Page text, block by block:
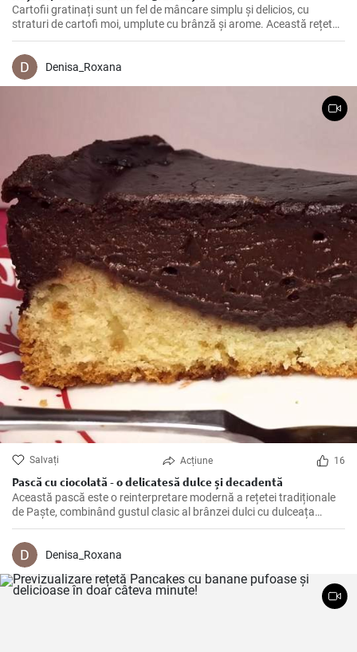
Cartofii gratinați sunt un fel de mâncare simplu și delicios, cu
straturi de cartofi moi, umplute cu brânză și arome. Această rețetă
este perfectă pentru o cină confortabilă în familie sau pentru o cină
specială.
Denisa_Roxana
Salvați Acțiune 16
Pască cu ciocolată - o delicatesă dulce și decadentă
Această pască este o reinterpretare modernă a rețetei tradiționale
de Paște, combinând gustul clasic al brânzei dulci cu dulceața
delicioasă a ciocolatei.
Denisa_Roxana